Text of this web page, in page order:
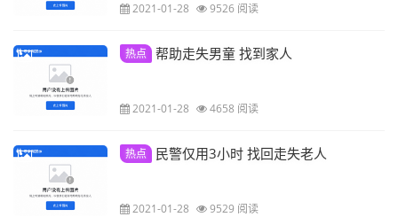
2021-01-28 9526 阅读
热点 帮助走失男童 找到家人
2021-01-28 4658 阅读
热点 民警仅用3小时 找回走失老人
2021-01-28 9529 阅读